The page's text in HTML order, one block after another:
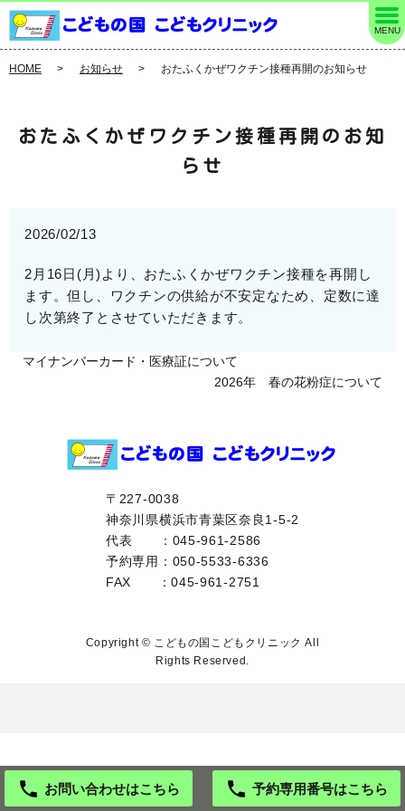
MENU
HOME お知らせ おたふくかぜワクチン接種再開のお知らせ
おたふくかぜワクチン接種再開のお知
らせ
2026/02/13
2月16日(月)より、おたふくかぜワクチン接種を再開し
ます。但し、ワクチンの供給が不安定なため、定数に達
し次第終了とさせていただきます。
マイナンバーカード・医療証について
2026年 春の花粉症について
お問い合わせはこちら 予約専用番号はこちら
〒227-0038
神奈川県横浜市青葉区奈良1-5-2
代表
：045-961-2586
予約専用：050-5533-6336
FAX
：045-961-2751
Copyright © こどもの国こどもクリニック All
Rights Reserved.